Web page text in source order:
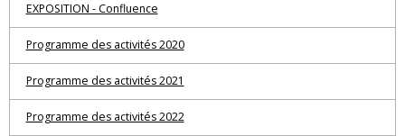
EXPOSITION - Confluence
Programme des activités 2020
Programme des activités 2021
Programme des activités 2022